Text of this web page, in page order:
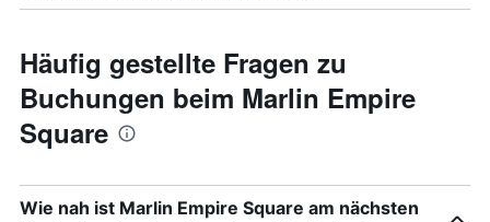
Häufig gestellte Fragen zu
Buchungen beim Marlin Empire
Square
Wie nah ist Marlin Empire Square am nächsten